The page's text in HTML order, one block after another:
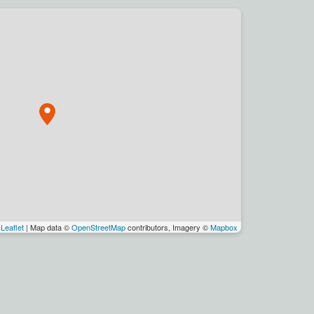
Leaflet | Map data ©OpenStreetMapcontributors, Imagery ©Mapbox